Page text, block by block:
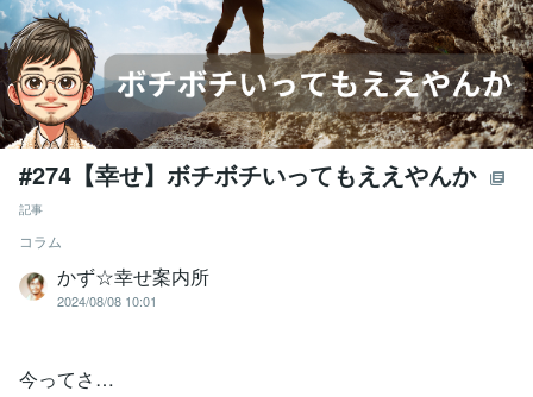
#274【幸せ】ボチボチいってもええやんか
記事
コラム
かず☆幸せ案内所
2024/08/08 10:01
今ってさ…